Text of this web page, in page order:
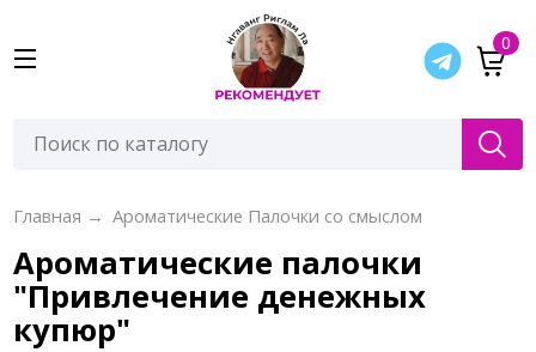
0
Главная → Ароматические Палочки со смыслом
Ароматические палочки
"Привлечение денежных
купюр"